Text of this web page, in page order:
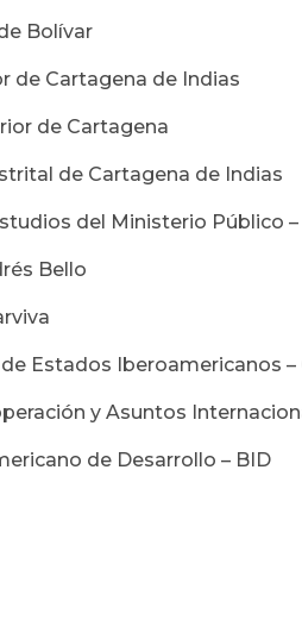
Bolívar
Cartagena de Indias
de Cartagena
de Cartagena de Indias
del Ministerio Público –
Bello
Estados Iberoamericanos –
y Asuntos
de Desarrollo – BID